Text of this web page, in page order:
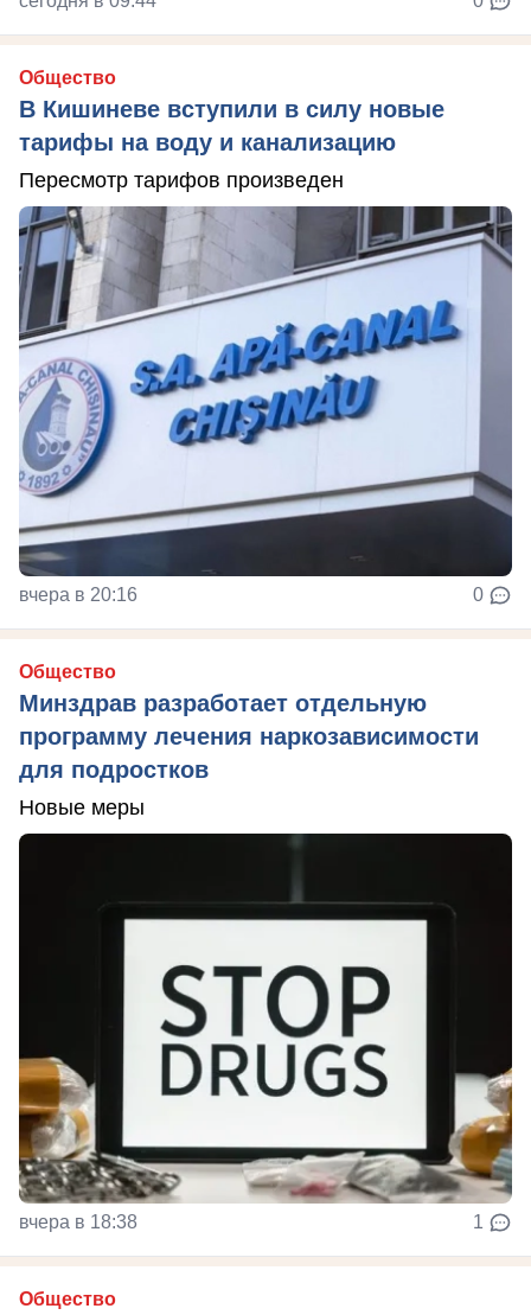
Общество
В Кишиневе вступили в силу новые
тарифы на воду и канализацию
Пересмотр тарифов произведен
вчера в 20:16 0
Общество
Минздрав разработает отдельную
программу лечения наркозависимости
для подростков
Новые меры
вчера в 18:38 1
Общество